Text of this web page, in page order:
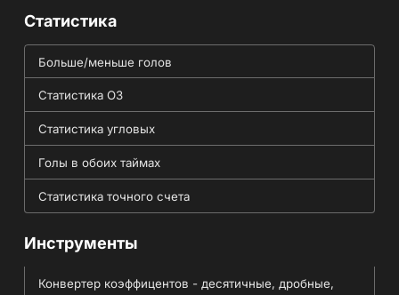
Статистика
Больше/меньше голов
Статистика ОЗ
Статистика угловых
Голы в обоих таймах
Статистика точного счета
Инструменты
Конвертер коэффицентов - десятичные, дробные,